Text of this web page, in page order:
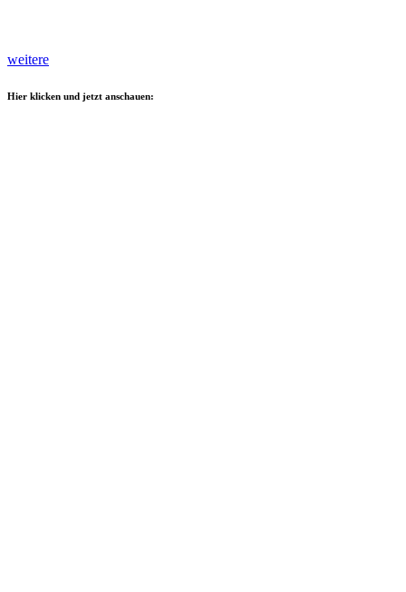
weitere
Hier klicken und jetzt anschauen: